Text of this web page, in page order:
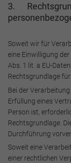
3.
Soweit wir für
eine Einwilligung
Abs. 1 lit. a EU-
Rechtsgrundlage
Bei der
Erfüllung eines
Person ist,
Rechtsgrundlage.
Durchführung
Soweit eine
einer rechtlichen
Diese werden
und helfen
Cookie
Marketing und
anonymes
anonymisierte
weitergeleitet.